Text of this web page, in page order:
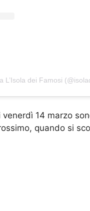
L’Isola dei Famosi
14 marzo
quando si